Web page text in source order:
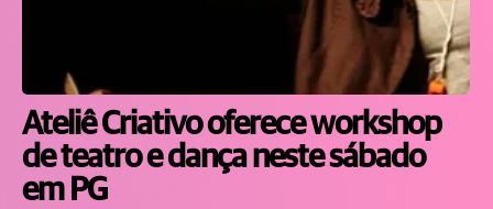
Ateliê Criativo oferece workshop
de teatro e dança neste sábado
em PG